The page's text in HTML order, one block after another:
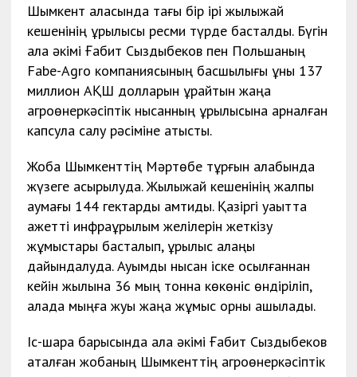
Шымкент қаласында тағы бір ірі жылыжай
кешенінің құрылысы ресми түрде басталды. Бүгін
қала әкімі Ғабит Сыздықбеков пен Польшаның
Fabe-Agro компаниясының басшылығы құны 137
миллион АҚШ долларын құрайтын жаңа
агроөнеркәсіптік нысанның құрылысына арналған
капсула салу рәсіміне қатысты.
Жоба Шымкенттің Мәртөбе тұрғын алабында
жүзеге асырылуда. Жылыжай кешенінің жалпы
аумағы 144 гектарды қамтиды. Қазіргі уақытта
қажетті инфрақұрылым желілерін жеткізу
жұмыстары басталып, құрылыс алаңы
дайындалуда. Ауқымды нысан іске қосылғаннан
кейін жылына 36 мың тонна көкөніс өндіріліп,
қалада мыңға жуық жаңа жұмыс орны ашылады.
Іс-шара барысында қала әкімі Ғабит Сыздықбеков
аталған жобаның Шымкенттің агроөнеркәсіптік